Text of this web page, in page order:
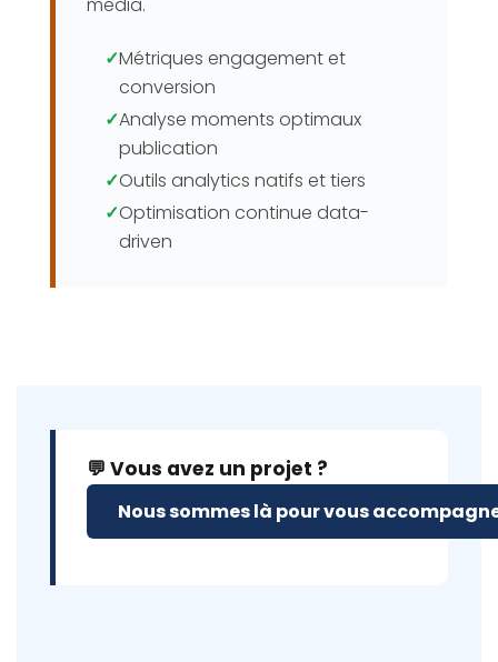
✓Métriques engagement et
conversion
✓Analyse moments optimaux
publication
✓Outils analytics natifs et tiers
✓Optimisation continue data-
driven
💬 Vous avez un projet ?
Nous sommes là pour vous